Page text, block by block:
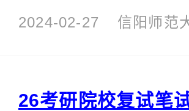
2024-02-27 信阳师范
26考研院校复试笔